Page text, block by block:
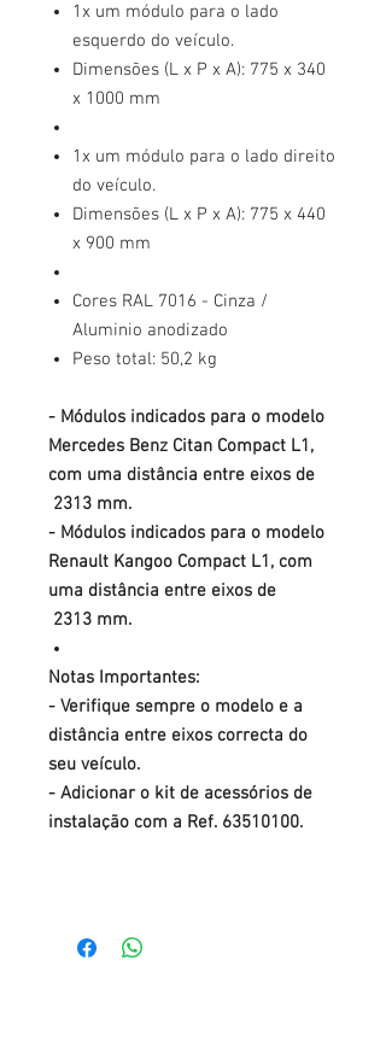
1x um módulo para o lado
esquerdo do veículo.
Dimensões (L x P x A): 775 x 340
x 1000 mm
1x um módulo para o lado direito
do veículo.
Dimensões (L x P x A): 775 x 440
x 900 mm
Cores RAL 7016 - Cinza /
Aluminio anodizado
Peso total: 50,2 kg
- Módulos indicados para o modelo
Mercedes Benz Citan Compact L1,
com uma distância entre eixos de
2313 mm.
- Módulos indicados para o modelo
Renault Kangoo Compact L1, com
uma distância entre eixos de
2313 mm.
Notas Importantes:
- Verifique sempre o modelo e a
distância entre eixos correcta do
seu veículo.
- Adicionar o kit de acessórios de
instalação com a Ref. 63510100.